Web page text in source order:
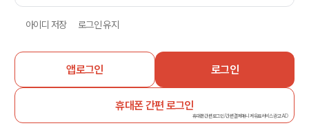
아이디 저장 로그인 유지
앱로그인 로그인
휴대폰 간편 로그인
휴대폰간편로그인/간편결제매니저유료서비스광고AD